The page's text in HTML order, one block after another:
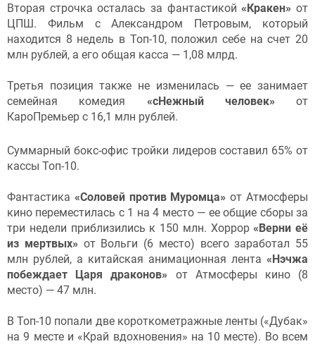
Вторая строчка осталась за фантастикой«Кракен» от
ЦПШ. Фильм с Александром Петровым, который
находится 8 недель в Топ-10, положил себе на счет 20
млн рублей, а его общая касса — 1,08 млрд.
Третья позиция также не изменилась — ее занимает
семейная комедия «сНежный человек» от
КароПремьер с 16,1 млн рублей.
Суммарный бокс-офис тройки лидеров составил 65% от
кассы Топ-10.
Фантастика «Соловей против Муромца» от Атмосферы
кино переместилась с 1 на 4 место — ее общие сборы за
три недели приблизились к 150 млн. Хоррор«Верни её
из мертвых» от Вольги (6 место) всего заработал 55
млн рублей, а китайская анимационная лента «Нэчжа
побеждает Царя драконов» от Атмосферы кино (8
место) — 47 млн.
В Топ-10 попали две короткометражные ленты («Дубак»
на 9 месте и «Край вдохновения» на 10 месте). Во всем